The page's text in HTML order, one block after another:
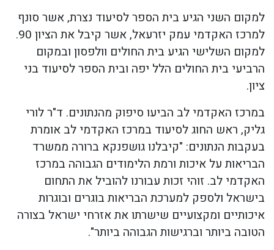
למקום השני הגיע בית הספר לסיעוד נצרת, אשר סונף
למרכז האקדמי עמק יזרעאל, אשר קיבל את הציון 90.
למקום השלישי הגיע בית החולים וולפסון ובמקום
הרביעי בית החולים הלל יפה ובית הספר לסיעוד בני
ציון.
במרכז האקדמי לב הביעו סיפוק מהנתונים. ד"ר לורי
גליק, ראש החוג לסיעוד במרכז האקדמי לב אומרת
בעקבות הנתונים: "קיבלנו גושפנקא ברורה ממשרד
הבריאות על איכות ורמת הלימודים הגבוהה במרכז
האקדמי לב. זוהי זכות עבורנו להוביל את התחום
בישראל ולספק למערכת הבריאות בוגרים ובוגרות
איכותיים ומקצועיים שישרתו את אזרחי ישראל בצורה
הטובה ביותר וברגישות הגבוהה ביותר".